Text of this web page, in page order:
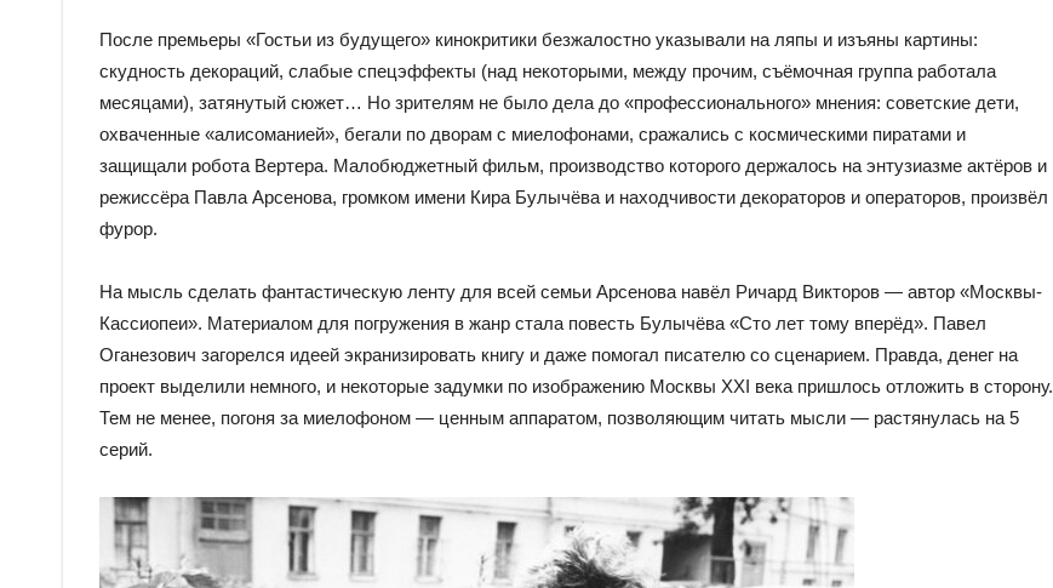
После премьеры «Гостьи из будущего» кинокритики безжалостно указывали на ляпы и изъяны картины:
скудность декораций, слабые спецэффекты (над некоторыми, между прочим, съёмочная группа работала
месяцами), затянутый сюжет… Но зрителям не было дела до «профессионального» мнения: советские дети,
охваченные «алисоманией», бегали по дворам с миелофонами, сражались с космическими пиратами и
защищали робота Вертера. Малобюджетный фильм, производство которого держалось на энтузиазме актёров и
режиссёра Павла Арсенова, громком имени Кира Булычёва и находчивости декораторов и операторов, произвёл
фурор.
На мысль сделать фантастическую ленту для всей семьи Арсенова навёл Ричард Викторов — автор «Москвы-
Кассиопеи». Материалом для погружения в жанр стала повесть Булычёва «Сто лет тому вперёд». Павел
Оганезович загорелся идеей экранизировать книгу и даже помогал писателю со сценарием. Правда, денег на
проект выделили немного, и некоторые задумки по изображению Москвы XXI века пришлось отложить в сторону.
Тем не менее, погоня за миелофоном — ценным аппаратом, позволяющим читать мысли — растянулась на 5
серий.